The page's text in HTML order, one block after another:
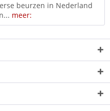
beurzen in Nederland
meer: